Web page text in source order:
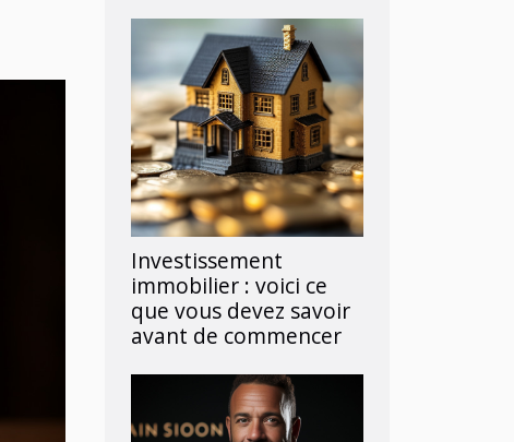
Investissement
immobilier : voici ce
que vous devez savoir
avant de commencer